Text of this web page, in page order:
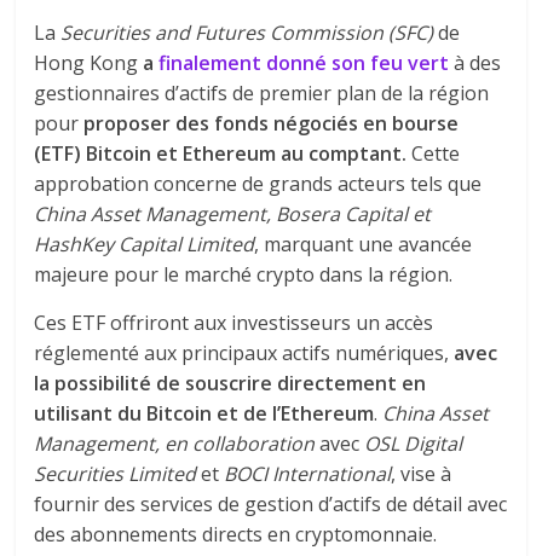
La Securities and Futures Commission (SFC)de
Hong Kong afinalement donné son feu vert à des
gestionnaires d’actifs de premier plan de la région
pour proposer des fonds négociés en bourse
(ETF) Bitcoin et Ethereum au comptant. Cette
approbation concerne de grands acteurs tels que
China Asset Management, Bosera Capital et
HashKey Capital Limited, marquant une avancée
majeure pour le marché crypto dans la région.
Ces ETF offriront aux investisseurs un accès
réglementé aux principaux actifs numériques, avec
la possibilité de souscrire directement en
utilisant du Bitcoin et de l’Ethereum. China Asset
Management, en collaborationavec OSL Digital
Securities Limitedet BOCI International, vise à
fournir des services de gestion d’actifs de détail avec
des abonnements directs en cryptomonnaie.